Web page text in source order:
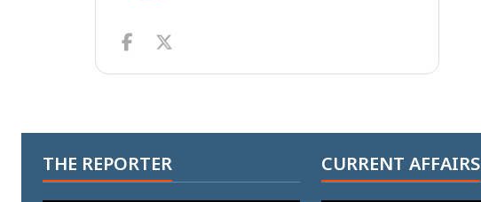
THE REPORTER CURRENT AFFAIRS